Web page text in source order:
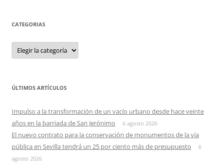
CATEGORIAS
Categorias
ÚLTIMOS ARTÍCULOS
Impulso a la transformación de un vacío urbano desde hace veinte
años en la barriada de San Jerónimo
6 agosto 2026
El nuevo contrato para la conservación de monumentos de la vía
pública en Sevilla tendrá un 25 por ciento más de presupuesto
6
agosto 2026